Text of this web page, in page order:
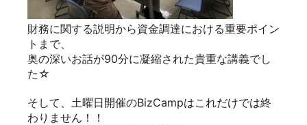
財務に関する説明から資金調達における重要ポイン
トまで、
奥の深いお話が90分に凝縮された貴重な講義でし
た☆
そして、土曜日開催のBizCampはこれだけでは終
わりません！！